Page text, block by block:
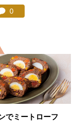
り登録：
録
コメント：
0件。コメントを見る
でミートローフ